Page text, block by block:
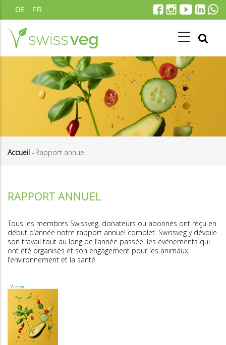
au
contenu
principal
DE FR
Accueil - Rapport annuel
RAPPORT ANNUEL
Tous les membres Swissveg, donateurs ou abonnés ont reçu en
début d’année notre rapport annuel complet. Swissveg y dévoile
son travail tout au long de l’année passée, les événements qui
ont été organisés et son engagement pour les animaux,
l’environnement et la santé.